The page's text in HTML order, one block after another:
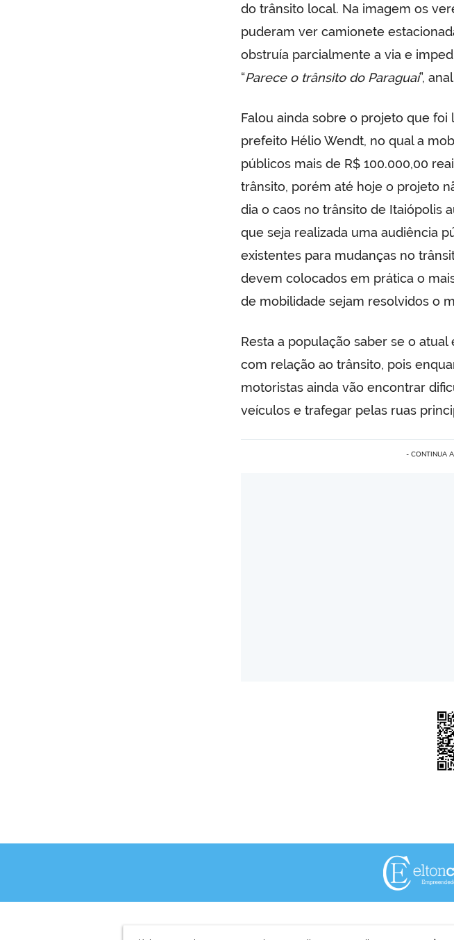
do trânsito local. Na imagem os
puderam ver camionete
obstruía parcialmente a via e
“Parece o trânsito do Paraguai”,
Falou ainda sobre o projeto que
prefeito Hélio Wendt, no qual a
públicos mais de R$ 100.000,00
trânsito, porém até hoje o projeto
dia o caos no trânsito de Itaiópolis
que seja realizada uma audiência
existentes para mudanças no
devem colocados em prática o
de mobilidade sejam resolvidos o
Resta a população saber se o
com relação ao trânsito, pois
motoristas ainda vão encontrar
veículos e trafegar pelas ruas
- CONTINUA